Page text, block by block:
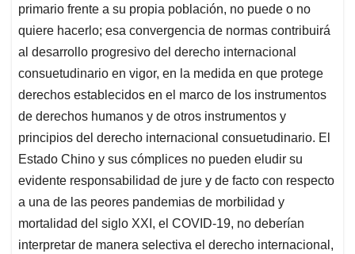
primario frente a su propia población, no puede o no
quiere hacerlo; esa convergencia de normas contribuirá
al desarrollo progresivo del derecho internacional
consuetudinario en vigor, en la medida en que protege
derechos establecidos en el marco de los instrumentos
de derechos humanos y de otros instrumentos y
principios del derecho internacional consuetudinario. El
Estado Chino y sus cómplices no pueden eludir su
evidente responsabilidad de jure y de facto con respecto
a una de las peores pandemias de morbilidad y
mortalidad del siglo XXI, el COVID-19, no deberían
interpretar de manera selectiva el derecho internacional,